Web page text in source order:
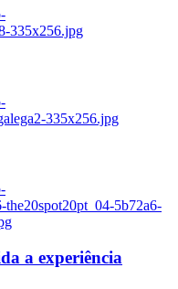
335x256.jpg
335x256.jpg
5b72a6-
a experiência